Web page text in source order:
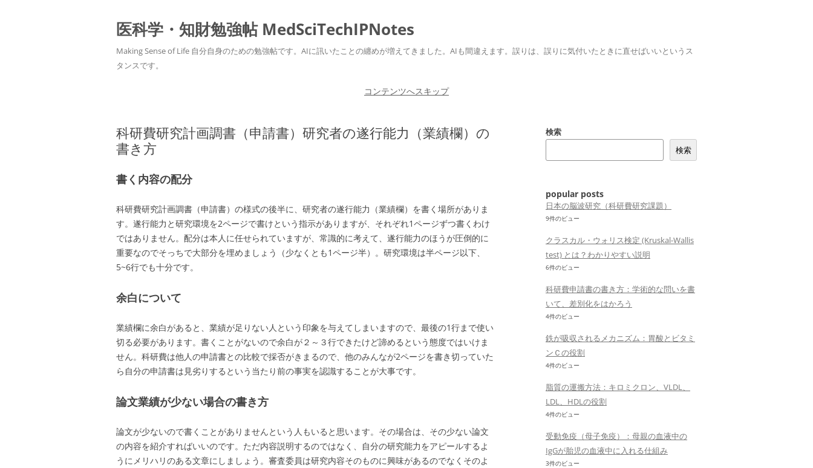
医科学・知財勉強帖 MedSciTechIPNotes
Making Sense of Life 自分自身のための勉強帖です。AIに訊いたことの纏めが増えてきました。AIも間違えます。誤りは、誤りに気付いたときに直せばいいというス
タンスです。
コンテンツへスキップ
科研費研究計画調書（申請書）研究者の遂行能力（業績欄）の
書き方
書く内容の配分
科研費研究計画調書（申請書）の様式の後半に、研究者の遂行能力（業績欄）を書く場所がありま
す。遂行能力と研究環境を2ページで書けという指示がありますが、それぞれ1ページずつ書くわけ
ではありません。配分は本人に任せられていますが、常識的に考えて、遂行能力のほうが圧倒的に
重要なのでそっちで大部分を埋めましょう（少なくとも1ページ半）。研究環境は半ページ以下、
5~6行でも十分です。
余白について
業績欄に余白があると、業績が足りない人という印象を与えてしまいますので、最後の1行まで使い
切る必要があります。書くことがないので余白が２～３行できたけど諦めるという態度ではいけま
せん。科研費は他人の申請書との比較で採否がきまるので、他のみんなが2ページを書き切っていた
ら自分の申請書は見劣りするという当たり前の事実を認識することが大事です。
論文業績が少ない場合の書き方
論文が少ないので書くことがありませんという人もいると思います。その場合は、その少ない論文
の内容を紹介すればいいのです。ただ内容説明するのではなく、自分の研究能力をアピールするよ
うにメリハリのある文章にしましょう。審査委員は研究内容そのものに興味があるのでなくそのよ
検索
検索
popular posts
日本の脳波研究（科研費研究課題）
9件のビュー
クラスカル・ウォリス検定 (Kruskal-Wallis
test) とは？わかりやすい説明
6件のビュー
科研費申請書の書き方：学術的な問いを書
いて、差別化をはかろう
4件のビュー
鉄が吸収されるメカニズム：胃酸とビタミ
ンＣの役割
4件のビュー
脂質の運搬方法：キロミクロン、VLDL、
LDL、HDLの役割
4件のビュー
受動免疫（母子免疫）：母親の血液中の
IgGが胎児の血液中に入れる仕組み
3件のビュー